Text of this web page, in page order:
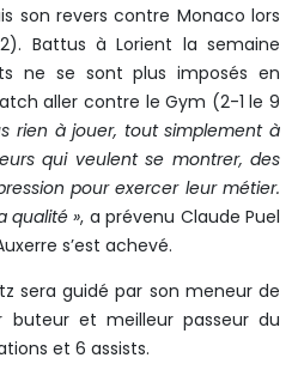
son revers contre Monaco lors
Battus à Lorient la semaine
ne se sont plus imposés en
aller contre le Gym (2-1 le 9
rien à jouer, tout simplement à
qui veulent se montrer, des
pour exercer leur métier.
qualité », a prévenu Claude Puel
s’est achevé.
sera guidé par son meneur de
buteur et meilleur passeur du
et 6 assists.